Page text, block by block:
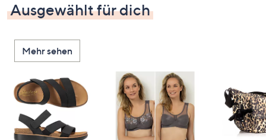
Ausgewählt für dich
Mehr sehen